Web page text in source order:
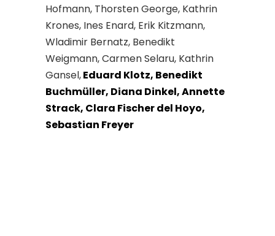
Hofmann, Thorsten George, Kathrin
Krones, Ines Enard, Erik Kitzmann,
Wladimir Bernatz, Benedikt
Weigmann, Carmen Selaru, Kathrin
Gansel,Eduard Klotz, Benedikt
Buchmüller, Diana Dinkel, Annette
Strack, Clara Fischer del Hoyo,
Sebastian Freyer